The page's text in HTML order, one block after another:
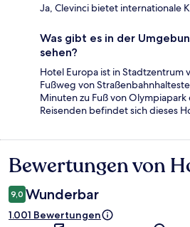
Ja, Clevinci bietet internationale
Was gibt es in der
sehen?
Hotel Europa ist in Stadtzentrum
Fußweg von
Minuten zu Fuß von
Reisenden befindet sich dieses
Bewertungen
Bewertungen von
9,0 Wunderbar
1.001 Bewertungen